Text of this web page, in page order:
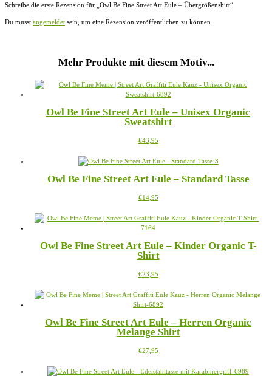
Schreibe die erste Rezension für „Owl Be Fine Street Art Eule – Übergrößenshirt“
Du musst angemeldet sein, um eine Rezension veröffentlichen zu können.
Mehr Produkte mit diesem Motiv...
Owl Be Fine Street Art Eule – Unisex Organic
Sweatshirt
€43,95Dieses
weist
Varianten
Die
können
Produktseite
gewählt
Owl Be Fine Street Art Eule – Standard Tasse
€14,95Dieses
weist
auf.
Die
können
der
Produktseite
werden
Owl Be Fine Street Art Eule – Kinder Organic T-
Shirt
€23,95Dieses
weist
mehrere
auf.
Die
können
der
Owl Be Fine Street Art Eule – Herren Organic
Melange Shirt
€27,95Dieses
weist